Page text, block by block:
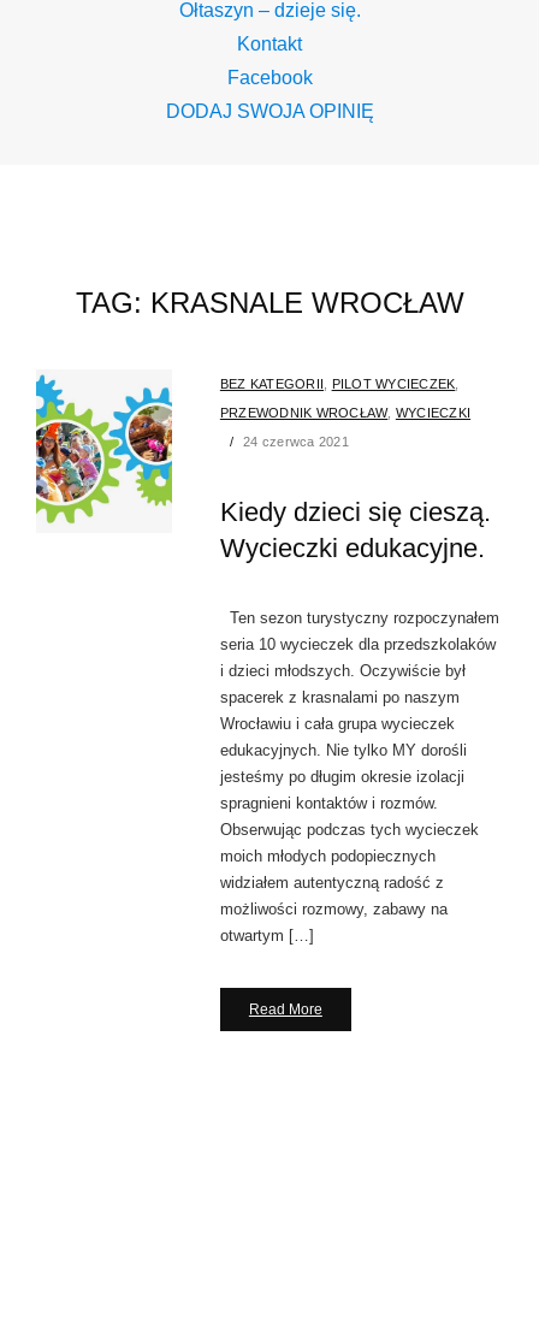
Ołtaszyn – dzieje się.
Kontakt
Facebook
DODAJ SWOJA OPINIĘ
TAG: KRASNALE WROCŁAW
BEZ KATEGORII PILOT WYCIECZEK
PRZEWODNIK WROCŁAW, WYCIECZKI
24 czerwca 2021
Kiedy dzieci się cieszą.
Wycieczki edukacyjne.
Ten sezon turystyczny rozpoczynałem
seria 10 wycieczek dla przedszkolaków
i dzieci młodszych. Oczywiście był
spacerek z krasnalami po naszym
Wrocławiu i cała grupa wycieczek
edukacyjnych. Nie tylko MY dorośli
jesteśmy po długim okresie izolacji
spragnieni kontaktów i rozmów.
Obserwując podczas tych wycieczek
moich młodych podopiecznych
widziałem autentyczną radość z
możliwości rozmowy, zabawy na
otwartym […]
Read More